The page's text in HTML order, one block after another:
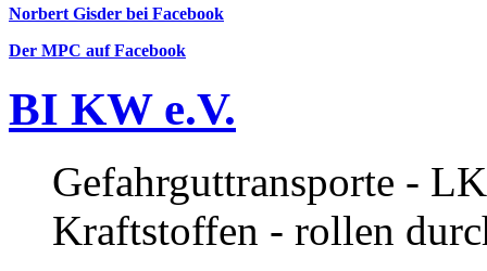
Norbert Gisder bei Facebook
Der MPC auf Facebook
BI KW e.V.
Gefahrguttransporte -
Kraftstoffen - rollen